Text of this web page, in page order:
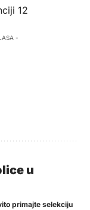
12
-
u
primajte selekciju